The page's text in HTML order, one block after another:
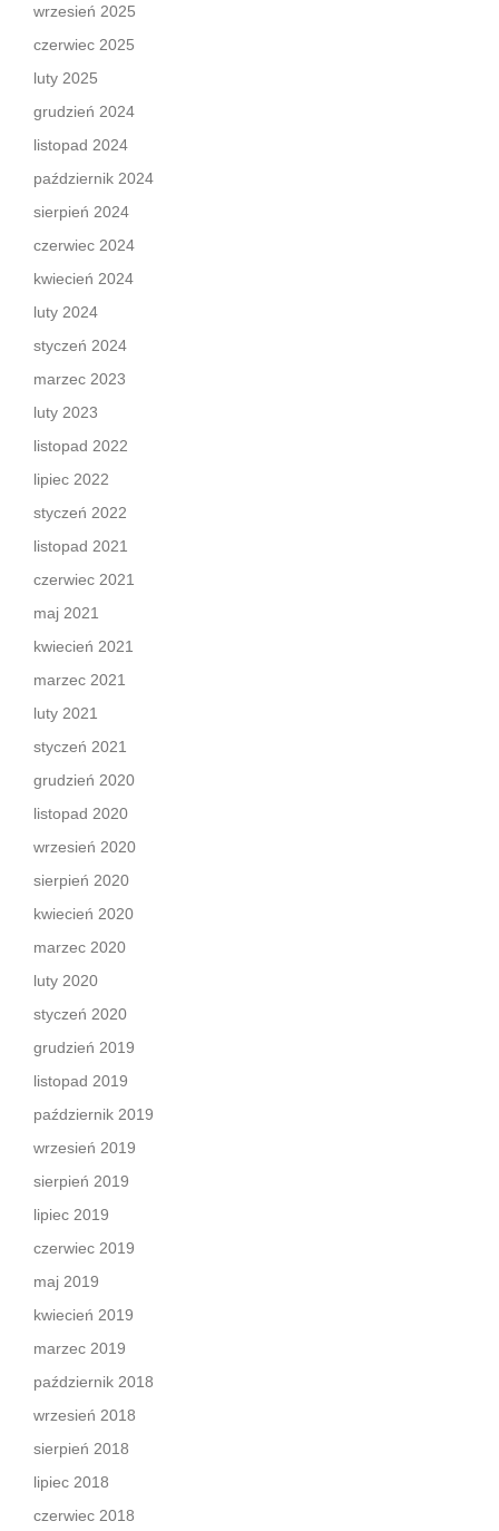
wrzesień 2025
czerwiec 2025
luty 2025
grudzień 2024
listopad 2024
październik 2024
sierpień 2024
czerwiec 2024
kwiecień 2024
luty 2024
styczeń 2024
marzec 2023
luty 2023
listopad 2022
lipiec 2022
styczeń 2022
listopad 2021
czerwiec 2021
maj 2021
kwiecień 2021
marzec 2021
luty 2021
styczeń 2021
grudzień 2020
listopad 2020
wrzesień 2020
sierpień 2020
kwiecień 2020
marzec 2020
luty 2020
styczeń 2020
grudzień 2019
listopad 2019
październik 2019
wrzesień 2019
sierpień 2019
lipiec 2019
czerwiec 2019
maj 2019
kwiecień 2019
marzec 2019
październik 2018
wrzesień 2018
sierpień 2018
lipiec 2018
czerwiec 2018